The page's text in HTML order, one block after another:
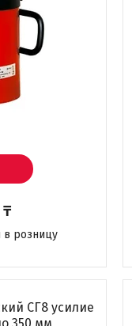
розницу
СГ8 усилие